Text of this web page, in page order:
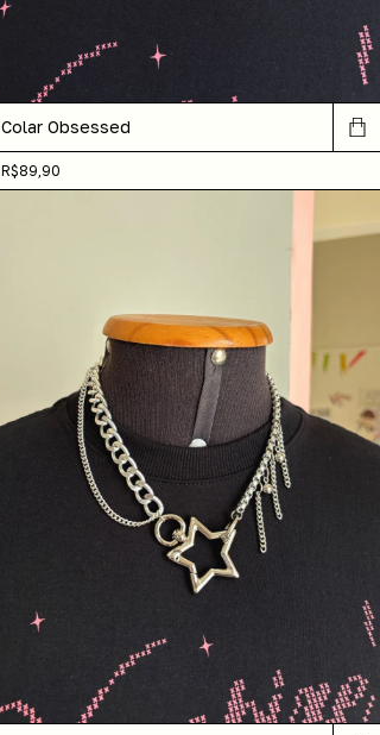
Colar Obsessed
R$89,90